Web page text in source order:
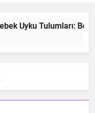
Uyku Tulumları: